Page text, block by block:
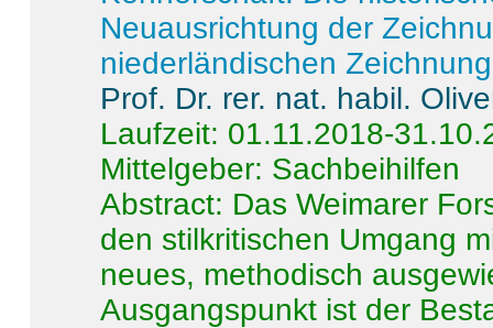
Neuausrichtung der
niederländischen
Prof. Dr. rer. nat. habil.
Laufzeit: 01.11.2018-
Mittelgeber: Sachbeihilfen
Abstract: Das Weimarer
den stilkritischen Umgang
neues, methodisch
Ausgangspunkt ist der